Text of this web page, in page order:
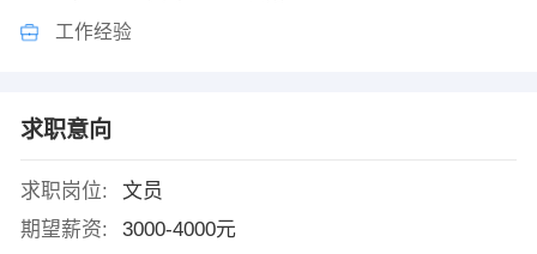
工作经验
求职意向
求职岗位:
文员
期望薪资:
3000-4000元